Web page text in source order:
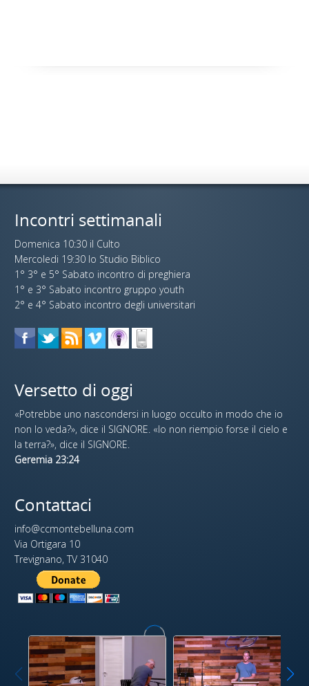
Incontri settimanali
Domenica 10:30 il Culto
Mercoledi 19:30 lo Studio Biblico
1° 3° e 5° Sabato incontro di preghiera
1° e 3° Sabato incontro gruppo youth
2° e 4° Sabato incontro degli universitari
Versetto di oggi
«Potrebbe uno nascondersi in luogo occulto in modo che io
non lo veda?», dice il SIGNORE. «Io non riempio forse il cielo e
la terra?», dice il SIGNORE.
Geremia 23:24
Contattaci
info@ccmontebelluna.com
Via Ortigara 10
Trevignano, TV 31040